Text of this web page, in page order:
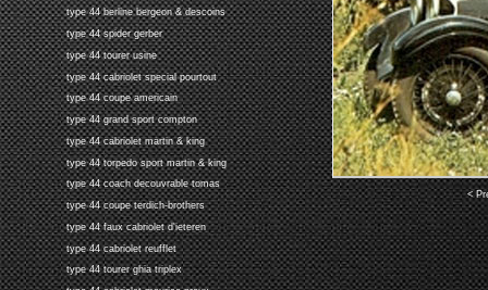
type 44 berline bergeon & descoins
type 44 spider gerber
type 44 tourer usine
type 44 cabriolet special pourtout
type 44 coupe americain
type 44 grand sport compton
type 44 cabriolet martin & king
type 44 torpedo sport martin & king
type 44 coach decouvrable tomas
type 44 coupe terdich-brothers
type 44 faux cabriolet d'ieteren
type 44 cabriolet reufflet
type 44 tourer ghia triplex
<